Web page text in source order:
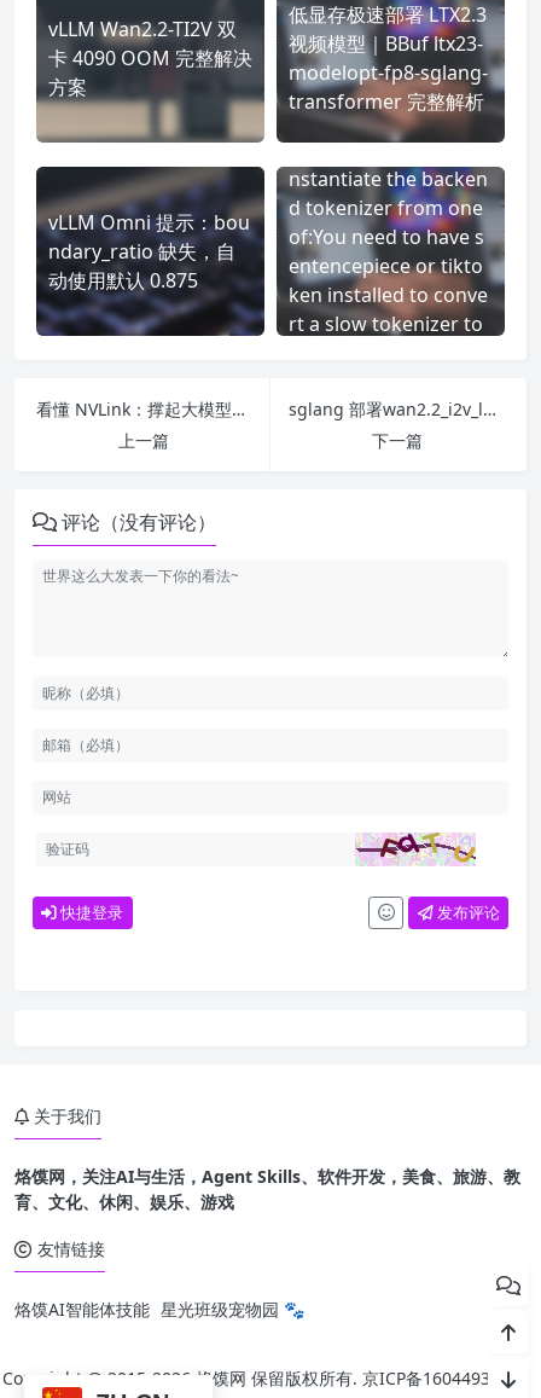
vLLM Wan2.2-TI2V 双
卡 4090 OOM 完整解决
方案
低显存极速部署 LTX2.3
视频模型｜BBuf ltx23-
modelopt-fp8-sglang-
transformer 完整解析
vLLM Omni 提示：bou
ndary_ratio 缺失，自
动使用默认 0.875
ValueError: Couldn’t i
nstantiate the backen
d tokenizer from one
of:You need to have s
entencepiece or tikto
ken installed to conve
rt a slow tokenizer to
看懂 NVLink：撑起大模型训练的「GPU 高速大动脉」
上一篇
sglang 部署wan2.2_i2v_low_noise_14B_fp8_scaled说明
下一篇
评论（没有评论）
快捷登录 发布评论
关于我们
烙馍网，关注AI与生活，Agent Skills、软件开发，美食、旅游、教
育、文化、休闲、娱乐、游戏
友情链接
烙馍AI智能体技能 星光班级宠物园 🐾
Copyright @ 2015- 2026 烙馍网 保留版权所有. 京ICP备16044936号-1